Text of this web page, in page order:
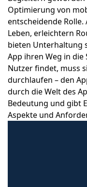
Optimierung von
entscheidende
Leben, erleichtern
bieten Unterhaltung
App ihren Weg in
Nutzer findet, muss
durchlaufen – den
durch die Welt des
Bedeutung und gibt
Aspekte und